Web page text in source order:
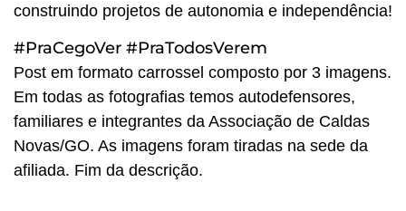
construindo projetos de autonomia e independência!
#PraCegoVer #PraTodosVerem
Post em formato carrossel composto por 3 imagens.
Em todas as fotografias temos autodefensores,
familiares e integrantes da Associação de Caldas
Novas/GO. As imagens foram tiradas na sede da
afiliada. Fim da descrição.